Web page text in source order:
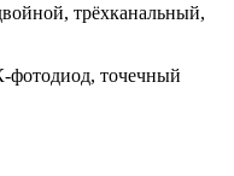
трёхканальный,
точечный